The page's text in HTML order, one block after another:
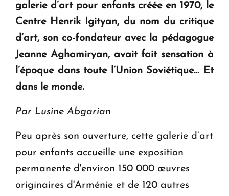
galerie d’art pour enfants créée en 1970, le
Centre Henrik Igityan, du nom du critique
d’art, son co-fondateur avec la pédagogue
Jeanne Aghamiryan, avait fait sensation à
l’époque dans toute l’Union Soviétique… Et
dans le monde.
Par Lusine Abgarian
Peu après son ouverture, cette galerie d’art
pour enfants accueille une exposition
permanente d'environ 150 000 œuvres
originaires d'Arménie et de 120 autres